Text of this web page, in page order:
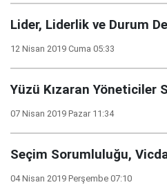
Lider, Liderlik ve Durum
12 Nisan 2019 Cuma 05:33
Yüzü Kızaran Yöneticiler
07 Nisan 2019 Pazar 11:34
Seçim Sorumluluğu,
04 Nisan 2019 Perşembe 07:10